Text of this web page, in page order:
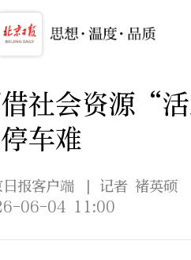
社会资源“
车难
日报客户端
| 记者 褚英硕
06-04 11:00